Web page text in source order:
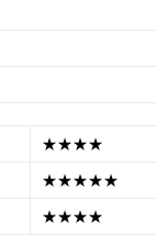
★★★★
★★★★★
★★★★